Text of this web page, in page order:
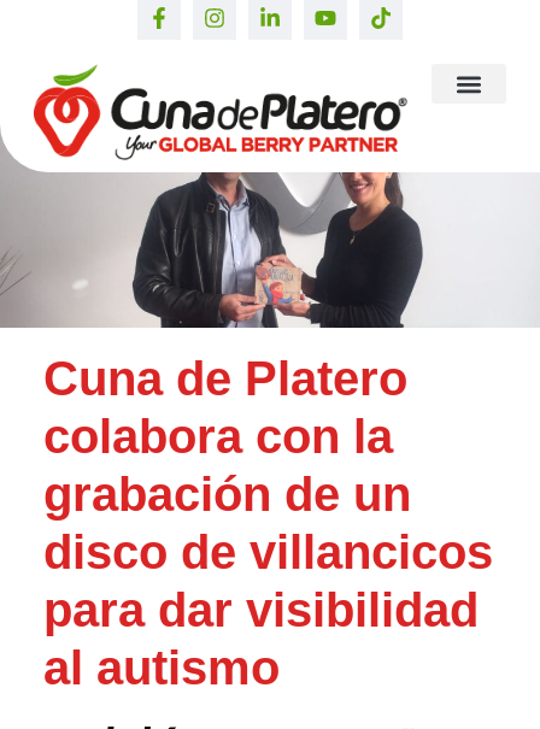
Cuna de Platero
colabora con la
grabación de un
disco de villancicos
para dar visibilidad
al autismo